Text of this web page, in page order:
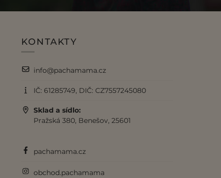
KONTAKTY
info@pachamama.cz
IČ: 61285749, DIČ: CZ7557245080
Sklad a sídlo:
Pražská 380, Benešov, 25601
pachamama.cz
obchod.pachamama